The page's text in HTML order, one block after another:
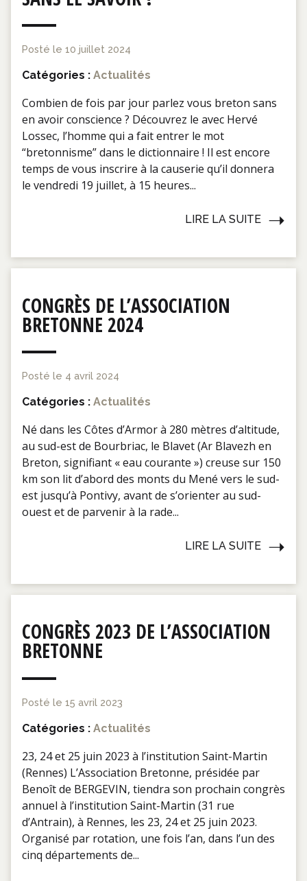
Posté le 10 juillet 2024
Catégories : Actualités
Combien de fois par jour parlez vous breton sans
en avoir conscience ? Découvrez le avec Hervé
Lossec, l’homme qui a fait entrer le mot
“bretonnisme” dans le dictionnaire ! Il est encore
temps de vous inscrire à la causerie qu’il donnera
le vendredi 19 juillet, à 15 heures...
LIRE LA SUITE
CONGRÈS DE L’ASSOCIATION
BRETONNE 2024
Posté le 4 avril 2024
Catégories : Actualités
Né dans les Côtes d’Armor à 280 mètres d’altitude,
au sud-est de Bourbriac, le Blavet (Ar Blavezh en
Breton, signifiant « eau courante ») creuse sur 150
km son lit d’abord des monts du Mené vers le sud-
est jusqu’à Pontivy, avant de s’orienter au sud-
ouest et de parvenir à la rade...
LIRE LA SUITE
CONGRÈS 2023 DE L’ASSOCIATION
BRETONNE
Posté le 15 avril 2023
Catégories : Actualités
23, 24 et 25 juin 2023 à l’institution Saint-Martin
(Rennes) L’Association Bretonne, présidée par
Benoît de BERGEVIN, tiendra son prochain congrès
annuel à l’institution Saint-Martin (31 rue
d’Antrain), à Rennes, les 23, 24 et 25 juin 2023.
Organisé par rotation, une fois l’an, dans l’un des
cinq départements de...